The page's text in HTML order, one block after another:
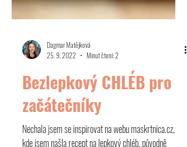
Dagmar Matějková
25. 9. 2022
Minut čtení: 2
Bezlepkový CHLÉB pro
začátečníky